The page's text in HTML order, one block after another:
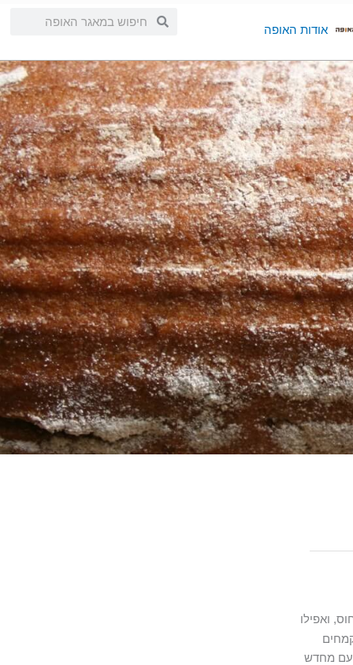
אודות האופה
חיפושחיפוש
ואפילו
פעם מחדש